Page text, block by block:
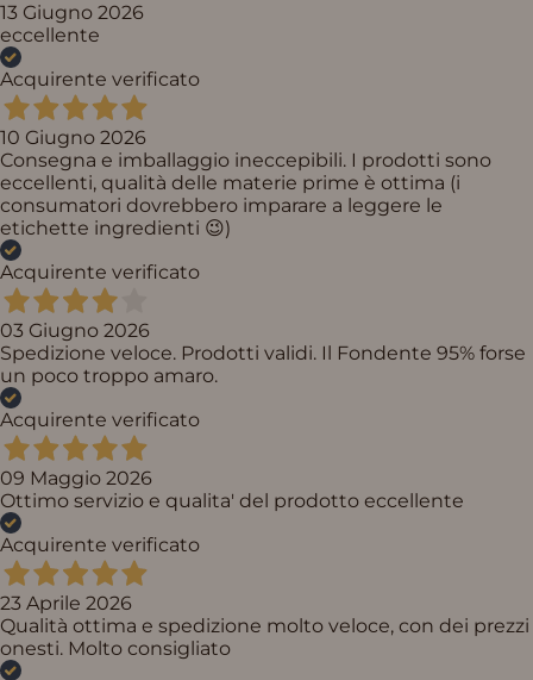
13 Giugno 2026
eccellente
Acquirente verificato
10 Giugno 2026
Consegna e imballaggio ineccepibili. I prodotti sono
eccellenti, qualità delle materie prime è ottima (i
consumatori dovrebbero imparare a leggere le
etichette ingredienti 😉)
Acquirente verificato
03 Giugno 2026
Spedizione veloce. Prodotti validi. Il Fondente 95% forse
un poco troppo amaro.
Acquirente verificato
09 Maggio 2026
Ottimo servizio e qualita' del prodotto eccellente
Acquirente verificato
23 Aprile 2026
Qualità ottima e spedizione molto veloce, con dei prezzi
onesti. Molto consigliato